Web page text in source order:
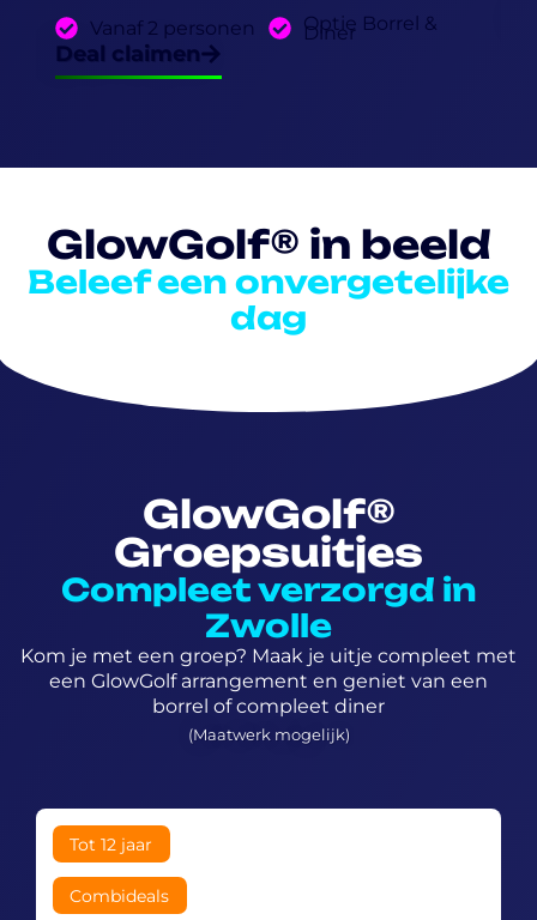
Vanaf 2 personen
Optie Borrel &
Diner
Deal claimen
GlowGolf® in beeld
Beleef een onvergetelijke
dag
GlowGolf®
Groepsuitjes
Compleet verzorgd in
Zwolle
Kom je met een groep? Maak je uitje compleet met
een GlowGolf arrangement en geniet van een
borrel of compleet diner
(Maatwerk mogelijk)
Tot 12 jaar
Combideals